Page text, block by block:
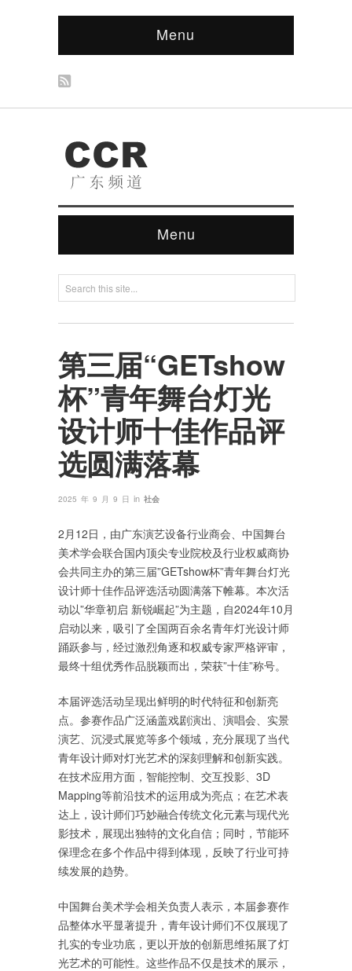
Menu
Menu
第三届“GETshow
杯”青年舞台灯光
设计师十佳作品评
选圆满落幕
2025 年 9 月 9 日 in 社会
2月12日，由广东演艺设备行业商会、中国舞台
美术学会联合国内顶尖专业院校及行业权威商协
会共同主办的第三届”GETshow杯”青年舞台灯光
设计师十佳作品评选活动圆满落下帷幕。本次活
动以”华章初启 新锐崛起”为主题，自2024年10月
启动以来，吸引了全国两百余名青年灯光设计师
踊跃参与，经过激烈角逐和权威专家严格评审，
最终十组优秀作品脱颖而出，荣获”十佳”称号。
本届评选活动呈现出鲜明的时代特征和创新亮
点。参赛作品广泛涵盖戏剧演出、演唱会、实景
演艺、沉浸式展览等多个领域，充分展现了当代
青年设计师对灯光艺术的深刻理解和创新实践。
在技术应用方面，智能控制、交互投影、3D
Mapping等前沿技术的运用成为亮点；在艺术表
达上，设计师们巧妙融合传统文化元素与现代光
影技术，展现出独特的文化自信；同时，节能环
保理念在多个作品中得到体现，反映了行业可持
续发展的趋势。
中国舞台美术学会相关负责人表示，本届参赛作
品整体水平显著提升，青年设计师们不仅展现了
扎实的专业功底，更以开放的创新思维拓展了灯
光艺术的可能性。这些作品不仅是技术的展示，